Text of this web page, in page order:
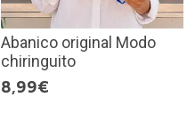
Abanico original Modo
chiringuito
8,99€